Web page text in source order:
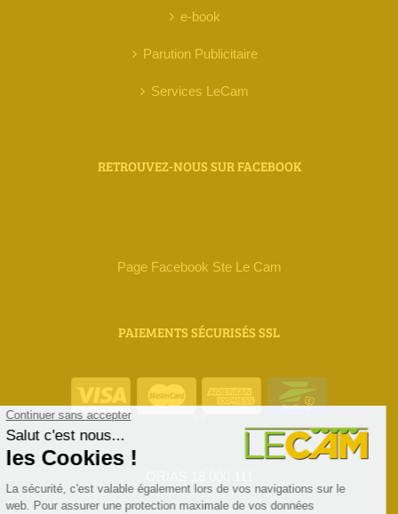
e-book
Parution Publicitaire
Services LeCam
RETROUVEZ-NOUS SUR FACEBOOK
Page Facebook Ste Le Cam
PAIEMENTS SÉCURISÉS SSL